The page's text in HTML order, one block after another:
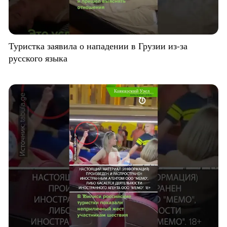
Туристка заявила о нападении в Грузии из-за
русского языка